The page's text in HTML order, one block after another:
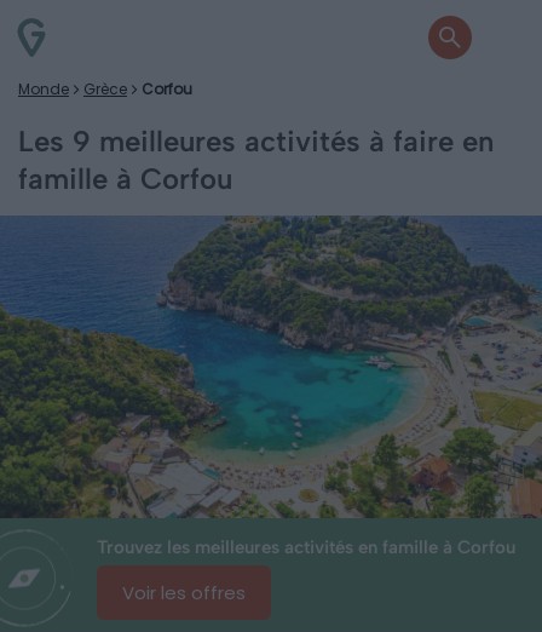
Monde Grèce Corfou
Les 9 meilleures activités à faire en
famille à Corfou
Trouvez les meilleures activités en famille à Corfou
Voir les offres